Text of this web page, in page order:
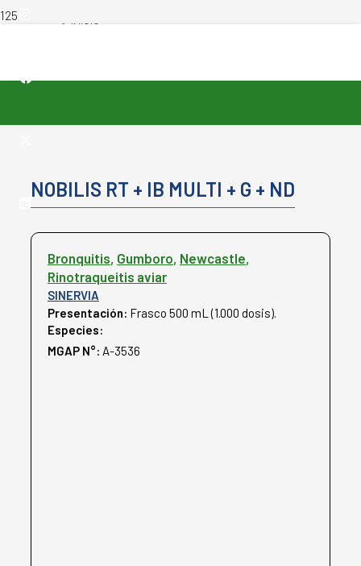
INICIO
NOBILIS RT + IB MULTI + G + ND
Bronquitis Gumboro Newcastle
Rinotraqueitis aviar
SINERVIA
Presentación: Frasco 500 mL (1.000 dosis).
Especies:
MGAP N°: A-3536